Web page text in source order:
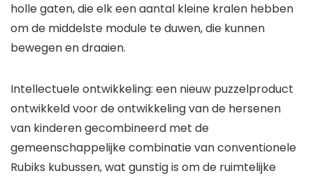
holle gaten, die elk een aantal kleine kralen hebben
om de middelste module te duwen, die kunnen
bewegen en draaien.
Intellectuele ontwikkeling: een nieuw puzzelproduct
ontwikkeld voor de ontwikkeling van de hersenen
van kinderen gecombineerd met de
gemeenschappelijke combinatie van conventionele
Rubiks kubussen, wat gunstig is om de ruimtelijke